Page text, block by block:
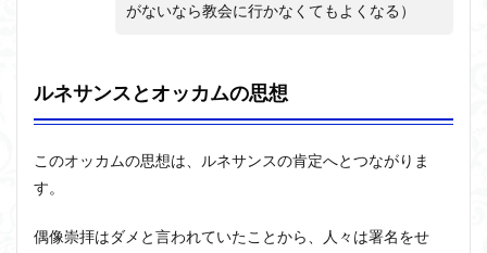
がないなら教会に行かなくてもよくなる）
ルネサンスとオッカムの思想
このオッカムの思想は、ルネサンスの肯定へとつながりま
す。
偶像崇拝はダメと言われていたことから、人々は署名をせ